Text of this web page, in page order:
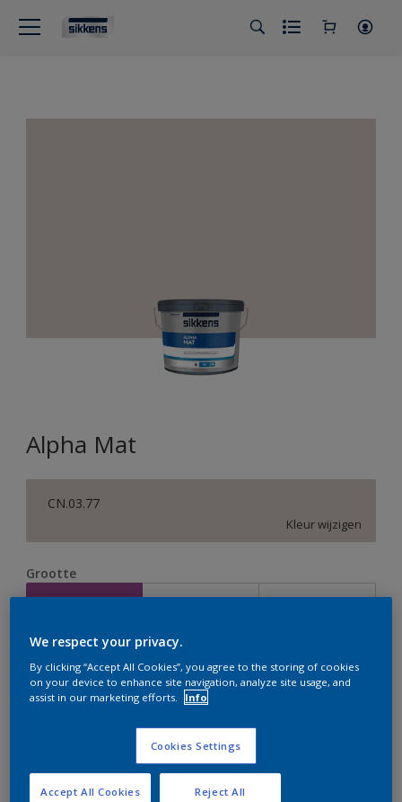
Alpha Mat
CN.03.77
Kleur wijzigen
Grootte
2,5 L 5 L 10 L
Verfcalculator
Bereken
Op dit moment is het niet mogelijk dit product online
te bestellen. Houd de website in de gaten, we werken
er hard aan om de voorraad aan te vullen.
We respect your privacy.
By clicking “Accept All Cookies”, you agree to the storing of cookies
on your device to enhance site navigation, analyze site usage, and
assist in our marketing efforts.
Info
Cookies Settings
Reject All
Accept All Cookies